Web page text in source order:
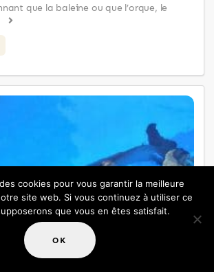
que la baleine ou que l’orque, le
cookies pour vous garantir la meilleure
site web. Si vous continuez à utiliser ce
que vous en êtes satisfait.
OK